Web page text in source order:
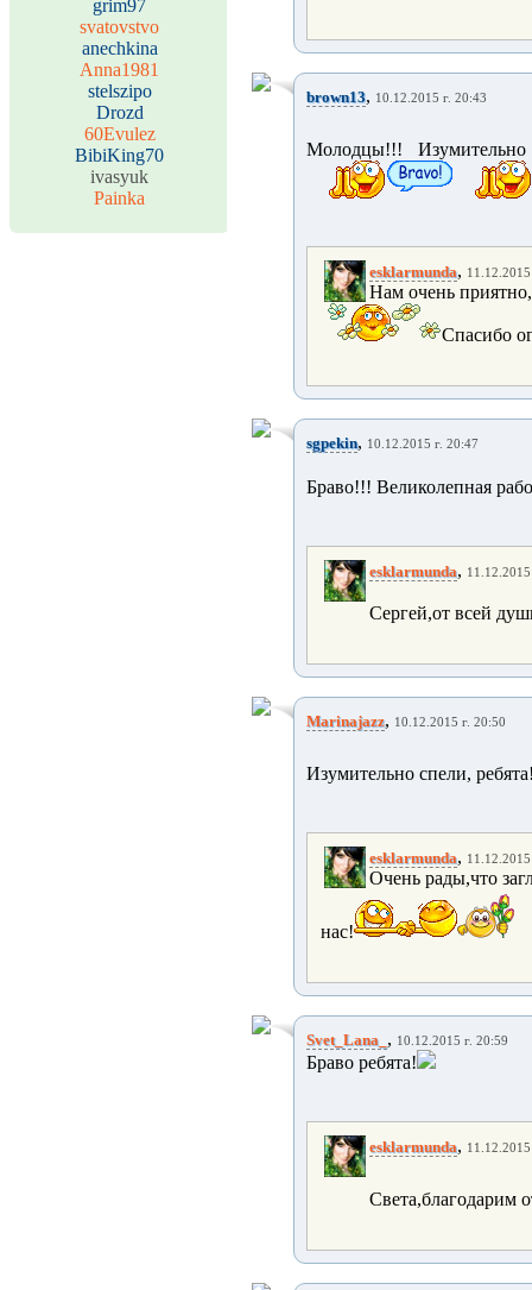
grim97
svatovstvo
anechkina
Anna1981
stelszipo
Drozd
60Evulez
BibiKing70
ivasyuk
Painka
brown13, 10.12.2015 г. 20:43
Молодцы!!! Изумительно
esklarmunda,
Нам очень
Спасибо
sgpekin, 10.12.2015 г. 20:47
Браво!!! Великолепная
esklarmunda,
Сергей,от всей
Marinajazz, 10.12.2015 г. 20:50
Изумительно спели,
esklarmunda,
Очень рады,что
нас!
Svet_Lana_ , 10.12.2015 г. 20:59
Браво ребята!
esklarmunda,
Света,благодарим